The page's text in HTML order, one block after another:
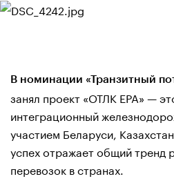
В номинации «Транзитный
занял проект «ОТЛК ЕРА» —
интеграционный
участием Беларуси,
успех отражает общий тренд
перевозок в странах.